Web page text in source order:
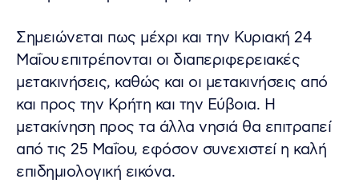
Σημειώνεται πως μέχρι και την Κυριακή 24
Μαΐου επιτρέπονται οι διαπεριφερειακές
μετακινήσεις, καθώς και οι μετακινήσεις από
και προς την Κρήτη και την Εύβοια. Η
μετακίνηση προς τα άλλα νησιά θα επιτραπεί
από τις 25 Μαΐου, εφόσον συνεχιστεί η καλή
επιδημιολογική εικόνα.